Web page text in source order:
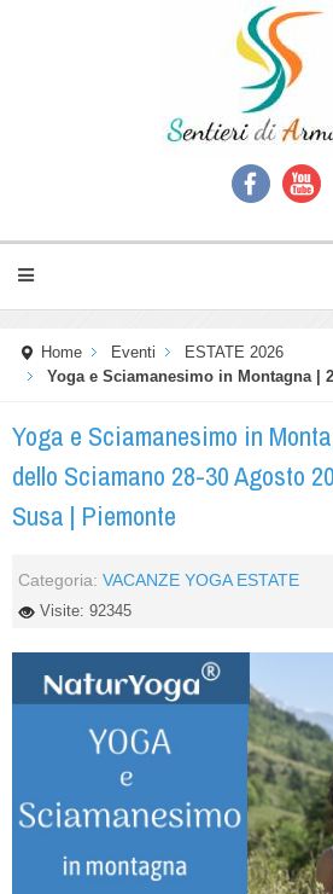
Home Eventi
ESTATE 2026
Yoga e Sciamanesimo in Montagna |
Yoga e Sciamanesimo in
dello Sciamano 28-30 Agosto
Susa | Piemonte
Categoria: VACANZE YOGA ESTATE
Visite: 92345